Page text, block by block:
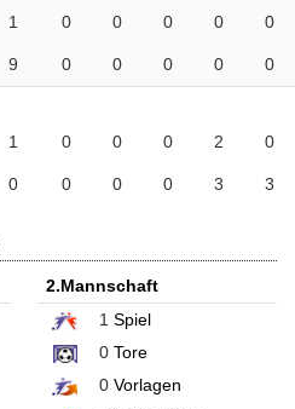
1 0 0 0 0 0
9 0 0 0 0 0
1 0 0 0 2 0
0 0 0 0 3 3
2.Mannschaft
1 Spiel
0Tore
0Vorlagen